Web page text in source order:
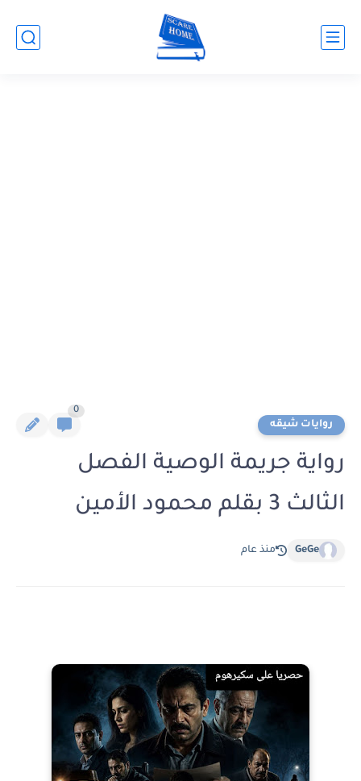
روايات شيقه
0
رواية جريمة الوصية الفصل
الثالث 3 بقلم محمود الأمين
GeGe منذ عام